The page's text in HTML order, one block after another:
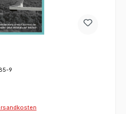
9